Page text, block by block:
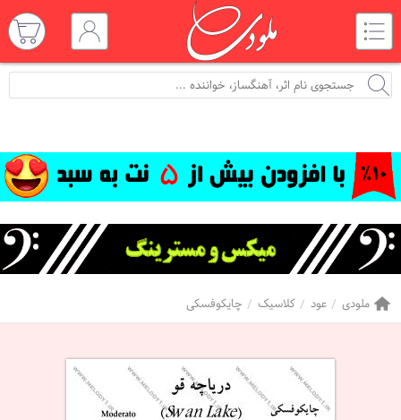
ملودی عود کلاسیک چایکوفسکی